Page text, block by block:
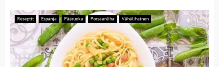
Reseptit Espanja Pääruoka Porsaanliha Vähälihainen